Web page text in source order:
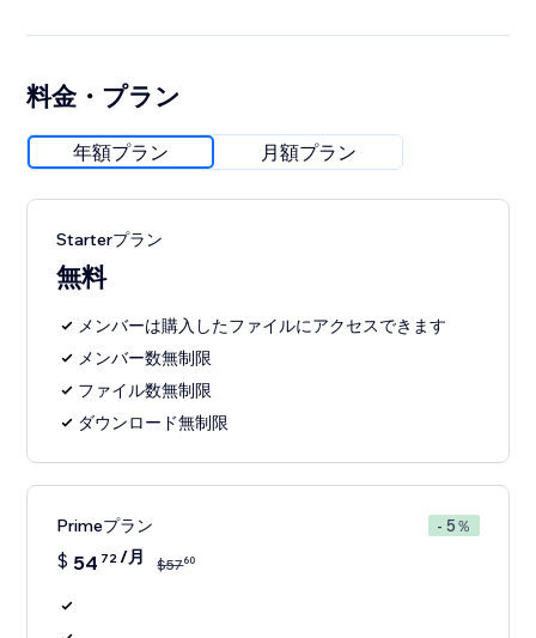
料金・プラン
年額プラン 月額プラン
Starterプラン
無料
メンバーは購入したファイルにアクセスできます
メンバー数無制限
ファイル数無制限
ダウンロード無制限
Primeプラン - 5％
$ 54 72/月 $5760